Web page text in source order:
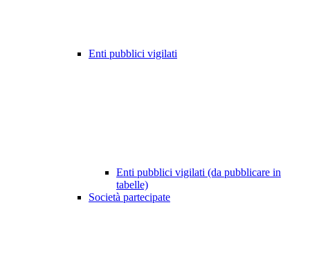
Enti pubblici vigilati
Enti pubblici vigilati (da pubblicare in
tabelle)
Società partecipate